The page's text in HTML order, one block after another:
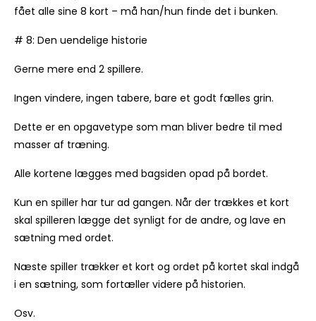
fået alle sine 8 kort – må han/hun finde det i bunken.
# 8: Den uendelige historie
Gerne mere end 2 spillere.
Ingen vindere, ingen tabere, bare et godt fælles grin.
Dette er en opgavetype som man bliver bedre til med
masser af træning.
Alle kortene lægges med bagsiden opad på bordet.
Kun en spiller har tur ad gangen. Når der trækkes et kort
skal spilleren lægge det synligt for de andre, og lave en
sætning med ordet.
Næste spiller trækker et kort og ordet på kortet skal indgå
i en sætning, som fortæller videre på historien.
Osv.